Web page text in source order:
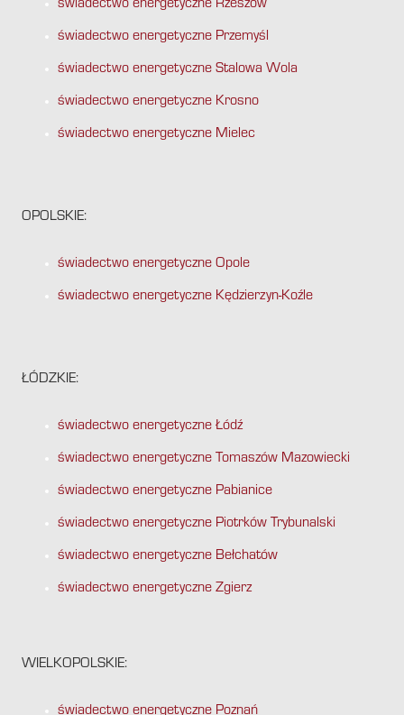
świadectwo energetyczne Rzeszów
świadectwo energetyczne Przemyśl
świadectwo energetyczne Stalowa Wola
świadectwo energetyczne Krosno
świadectwo energetyczne Mielec
OPOLSKIE:
świadectwo energetyczne Opole
świadectwo energetyczne Kędzierzyn-Koźle
ŁÓDZKIE:
świadectwo energetyczne Łódź
świadectwo energetyczne Tomaszów Mazowiecki
świadectwo energetyczne Pabianice
świadectwo energetyczne Piotrków Trybunalski
świadectwo energetyczne Bełchatów
świadectwo energetyczne Zgierz
WIELKOPOLSKIE:
świadectwo energetyczne Poznań